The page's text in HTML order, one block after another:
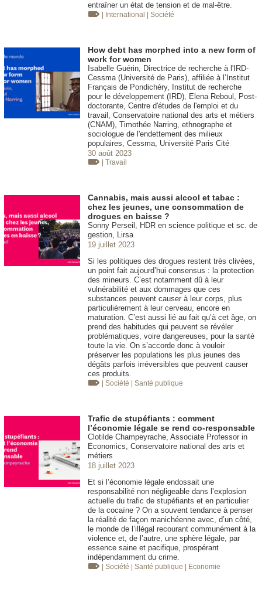
entraîner un état de tension et de mal-être.
| International | Société
How debt has morphed into a new form of
work for women
Isabelle Guérin, Directrice de recherche à l'IRD-
Cessma (Université de Paris), affiliée à l’Institut
Français de Pondichéry, Institut de recherche
pour le développement (IRD), Elena Reboul, Post-
doctorante, Centre d'études de l'emploi et du
travail, Conservatoire national des arts et métiers
(CNAM), Timothée Narring, ethnographe et
sociologue de l'endettement des milieux
populaires, Cessma, Université Paris Cité
30 août 2023
| Travail
Cannabis, mais aussi alcool et tabac :
chez les jeunes, une consommation de
drogues en baisse ?
Sonny Perseil, HDR en science politique et sc. de
gestion, Lirsa
19 juillet 2023
Si les politiques des drogues restent très clivées,
un point fait aujourd’hui consensus : la protection
des mineurs. C’est notamment dû à leur
vulnérabilité et aux dommages que ces
substances peuvent causer à leur corps, plus
particulièrement à leur cerveau, encore en
maturation. C’est aussi lié au fait qu’à cet âge, on
prend des habitudes qui peuvent se révéler
problématiques, voire dangereuses, pour la santé
toute la vie. On s’accorde donc à vouloir
préserver les populations les plus jeunes des
dégâts parfois irréversibles que peuvent causer
ces produits.
| Société | Santé publique
Trafic de stupéfiants : comment
l’économie légale se rend co-responsable
Clotilde Champeyrache, Associate Professor in
Economics, Conservatoire national des arts et
métiers
18 juillet 2023
Et si l’économie légale endossait une
responsabilité non négligeable dans l’explosion
actuelle du trafic de stupéfiants et en particulier
de la cocaïne ? On a souvent tendance à penser
la réalité de façon manichéenne avec, d’un côté,
le monde de l’illégal recourant communément à la
violence et, de l’autre, une sphère légale, par
essence saine et pacifique, prospérant
indépendamment du crime.
| Société | Santé publique | Economie